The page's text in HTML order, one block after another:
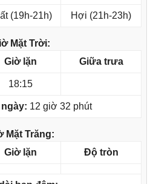
(19h-21h) Hợi (21h-23h)
Mặt Trời:
Giờ lặn Giữa trưa
18:15
12 giờ 32 phút
Mặt Trăng:
Giờ lặn Độ tròn